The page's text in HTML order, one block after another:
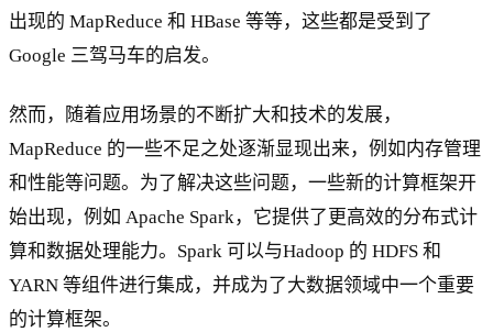
出现的 MapReduce 和 HBase 等等，这些都是受到了
Google 三驾马车的启发。
然而，随着应用场景的不断扩大和技术的发展，
MapReduce 的一些不足之处逐渐显现出来，例如内存管理
和性能等问题。为了解决这些问题，一些新的计算框架开
始出现，例如 Apache Spark，它提供了更高效的分布式计
算和数据处理能力。Spark 可以与Hadoop 的 HDFS 和
YARN 等组件进行集成，并成为了大数据领域中一个重要
的计算框架。